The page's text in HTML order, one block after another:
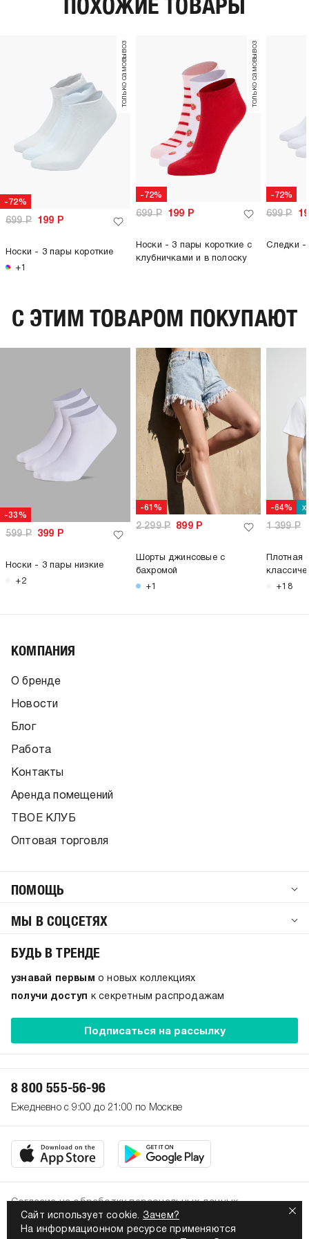
-72%
только самовывоз
699Р 199 Р
Носки - 3 пары короткие
+1
-72%
только самовывоз
699Р 199 Р
Носки - 3 пары короткие с
клубничками и в полоску
-72%
699Р
Следки -
C ЭТИМ ТОВАРОМ ПОКУПАЮТ
-33%
599Р 399 Р
Носки - 3 пары низкие
+2
-61%
2 299Р 899Р
Шорты джинсовые с
бахромой
+1
-64%
1 399Р
Плотная
+18
Сайт использует cookie. Зачем?
На информационном ресурсе применяются
КОМПАНИЯ
О бренде
Новости
Блог
Работа
Контакты
Аренда помещений
ТВОЕ КЛУБ
Оптовая торговля
ПОМОЩЬ
МЫ В СОЦСЕТЯХ
БУДЬ В ТРЕНДЕ
узнавай первым о новых коллекциях
получи доступ
к секретным распродажам
Подписаться на рассылку
8 800 555-56-96
Ежедневно с 9:00 до 21:00 по Москве
Политика конфиденциальности
Согласие на обработку персональных данных